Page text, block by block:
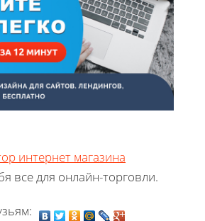
интернет магазина
все для онлайн-торговли.